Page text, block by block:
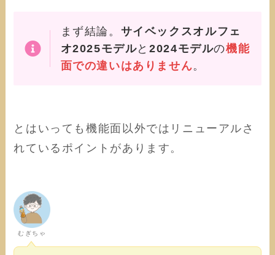
まず結論。 サイベックスオルフェ
オ2025モデルと2024モデルの機能
面での違いはありません。
とはいっても機能面以外ではリニューアルさ
れているポイントがあります。
むぎちゃ